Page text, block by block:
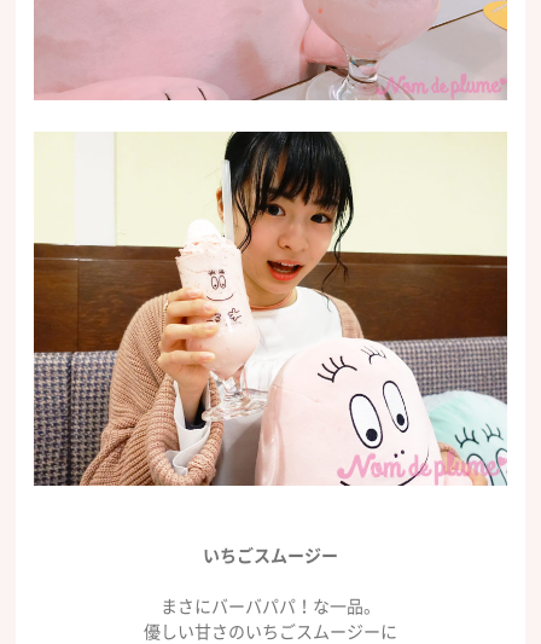
いちごスムージー
まさにバーバパパ！な一品。
優しい甘さのいちごスムージーに